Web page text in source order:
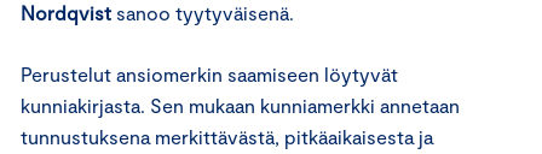
Nordqvist sanoo tyytyväisenä.
Perustelut ansiomerkin saamiseen löytyvät
kunniakirjasta. Sen mukaan kunniamerkki annetaan
tunnustuksena merkittävästä, pitkäaikaisesta ja